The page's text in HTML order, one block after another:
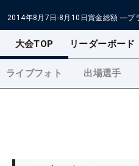
2014年8月7日-8月10日賞金総額 ―ブ
大会TOP リーダーボード
ライブフォト 出場選手